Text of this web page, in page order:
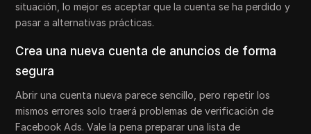
situación, lo mejor es aceptar que la cuenta se ha perdido y
pasar a alternativas prácticas.
Crea una nueva cuenta de anuncios de forma
segura
Abrir una cuenta nueva parece sencillo, pero repetir los
mismos errores solo traerá problemas de verificación de
Facebook Ads. Vale la pena preparar una lista de